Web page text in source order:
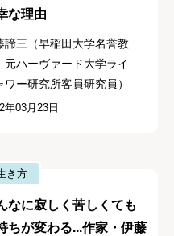
な理由
諦三（早稲田大学名誉教
元ハーヴァード大学ライ
ワー研究所客員研究員）
年03月23日
き方
なに寂しく苦しくても
ちが変わる...作家・伊藤